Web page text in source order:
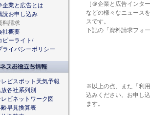
企業と広告とは
読お申し込み
料請求
社概要
ピーライト/
ライバシーポリシー
レビスポット天気予報
放各社系列別
レビネットワーク図
早見換算表
［＠企業と広告インタ
などの様々なニュース
スです。
下記の「資料請求フォ
※以上の点、また「利
込みください。お申し
ます。